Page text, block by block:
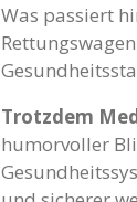
Was passiert
Trotzdem
humorvoller